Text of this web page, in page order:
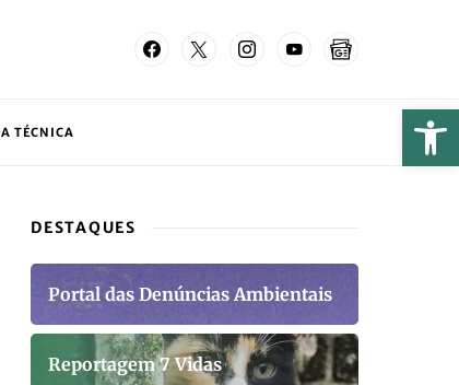
TÉCNICA
DESTAQUES
Portal das Denúncias Ambientais
Reportagem 7 Vidas